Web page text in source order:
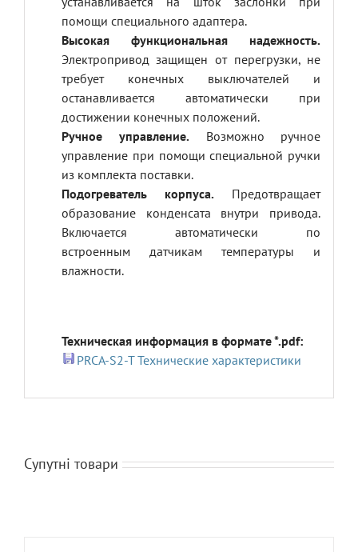
помощи специального адаптера.
Высокая функциональная надежность.
Электропривод защищен от перегрузки, не
требует конечных выключателей и
останавливается автоматически при
достижении конечных положений.
Ручное управление.Возможно ручное
управление при помощи специальной ручки
из комплекта поставки.
Подогреватель корпуса. Предотвращает
образование конденсата внутри привода.
Включается автоматически по
встроенным датчикам температуры и
влажности.
Техническая информация в формате *.pdf:
PRCA-S2-T Технические характеристики
Супутні товари